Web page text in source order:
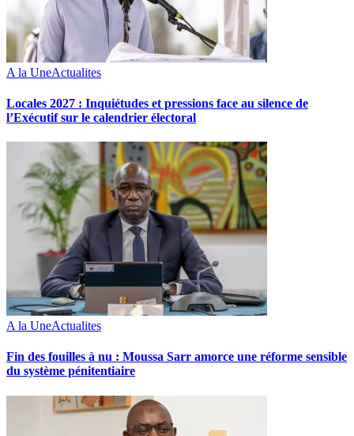
A la UneActualites
Locales 2027 : Inquiétudes et pressions face au silence de
l’Exécutif sur le calendrier électoral
A la UneActualites
Fin des fouilles à nu : Moussa Sarr amorce une réforme sensible
du système pénitentiaire